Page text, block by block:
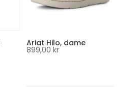
Ariat Hilo, dame
899,00kr